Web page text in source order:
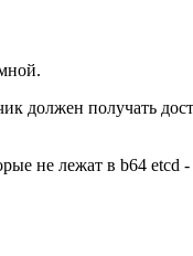
должен получать
не лежат в b64 etcd